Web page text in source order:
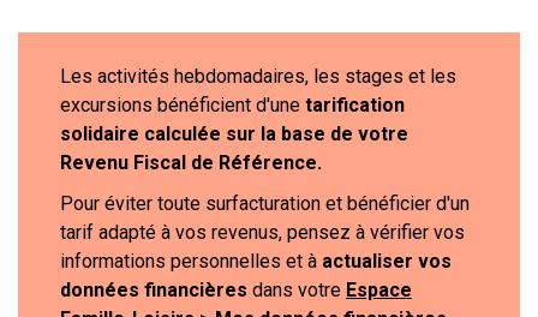
Les activités hebdomadaires, les stages et les
excursions bénéficient d'une tarification
solidaire calculée sur la base de votre
Revenu Fiscal de Référence.
Pour éviter toute surfacturation et bénéficier d'un
tarif adapté à vos revenus, pensez à vérifier vos
informations personnelles et à actualiser vos
données financières dans votre Espace